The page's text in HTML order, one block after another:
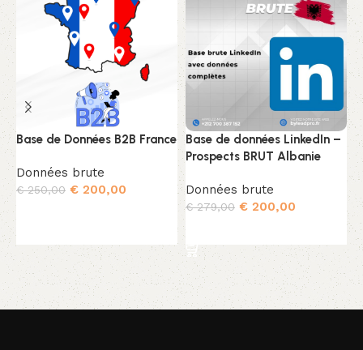
Base de Données B2B France
Données brute
€250,00 € 200,00
Base de données LinkedIn –
Prospects BRUT Albanie
Données brute
€279,00 € 200,00 €